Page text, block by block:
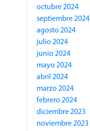
octubre 2024
septiembre 2024
agosto 2024
julio 2024
junio 2024
mayo 2024
abril 2024
marzo 2024
febrero 2024
diciembre 2023
noviembre 2023